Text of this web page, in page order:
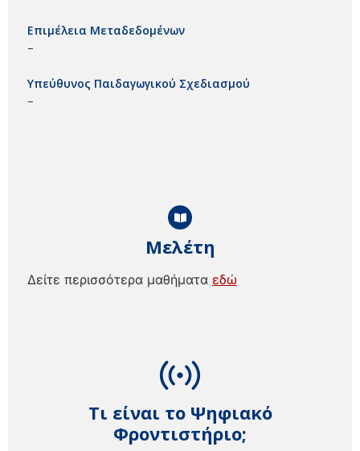
Τι είναι το Ψηφιακό
Φροντιστήριο;
Μελέτη
Δείτε περισσότερα μαθήματα εδώ
Επιμέλεια Μεταδεδομένων
–
Υπεύθυνος Παιδαγωγικού Σχεδιασμού
–